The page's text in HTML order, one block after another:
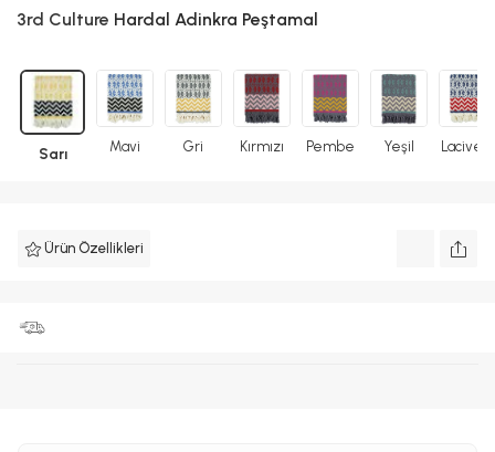
3rd Culture Hardal Adinkra Peştamal
Sarı Mavi Gri Kırmızı Pembe Yeşil Lacivert
Ürün Özellikleri